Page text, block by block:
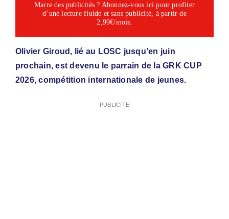
Marre des publicités ? Abonnez-vous ici pour profiter
d’une lecture fluide et sans publicité, à partir de
2,99€/mois.
Olivier Giroud, lié au LOSC jusqu’en juin
prochain, est devenu le parrain de la GRK CUP
2026, compétition internationale de jeunes.
PUBLICITE